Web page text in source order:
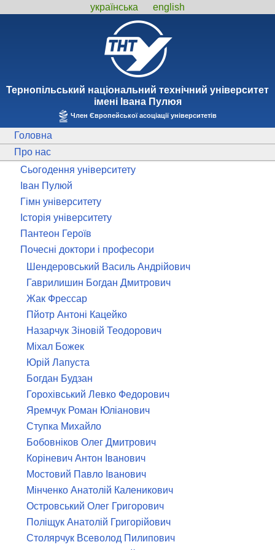
українська english
Тернопiльський національний технiчний унiверситет
iменi Iвана Пулюя
Член Європейської асоціації університетів
Головна
Про нас
Сьогодення університету
Іван Пулюй
Гімн університету
Історія університету
Пантеон Героїв
Почесні доктори і професори
Шендеровський Василь Андрійович
Гаврилишин Богдан Дмитрович
Жак Фрессар
Пйотр Антоні Кацейко
Назарчук Зіновій Теодорович
Міхал Божек
Юрій Лапуста
Богдан Будзан
Горохівський Левко Федорович
Яремчук Роман Юліанович
Ступка Михайло
Бобовніков Олег Дмитрович
Коріневич Антон Іванович
Мостовий Павло Іванович
Мінченко Анатолій Каленикович
Островський Олег Григорович
Поліщук Анатолій Григорійович
Столярчук Всеволод Пилипович